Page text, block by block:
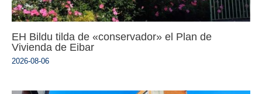
EH Bildu tilda de «conservador» el Plan de
Vivienda de Eibar
2026-08-06